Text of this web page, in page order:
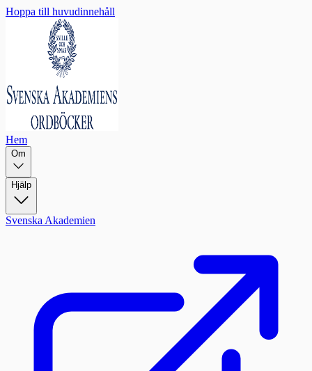
Hoppa till huvudinnehåll
Hem
Om
Hjälp
Svenska Akademien